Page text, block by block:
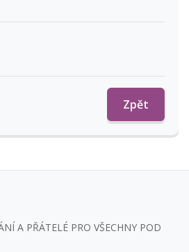
Zpět
A PŘÁTELÉ PRO VŠECHNY POD